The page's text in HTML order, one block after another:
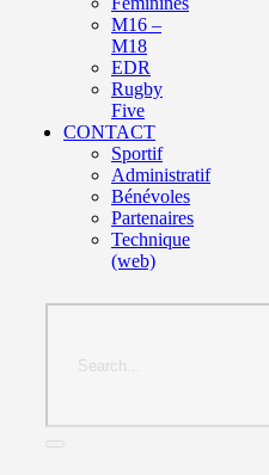
M16 –
M18
EDR
Rugby
Five
CONTACT
Sportif
Administratif
Bénévoles
Partenaires
Technique
(web)